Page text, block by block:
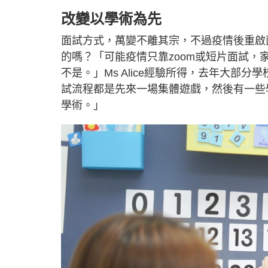
改變以學術為先
面試方式，萬變不離其宗，不過疫情後重
的嗎？「可能疫情只靠zoom或短片面試，
不是。」Ms Alice經驗所得，去年大部分
試流程都是先來一場集體遊戲，然後有一
學術。」